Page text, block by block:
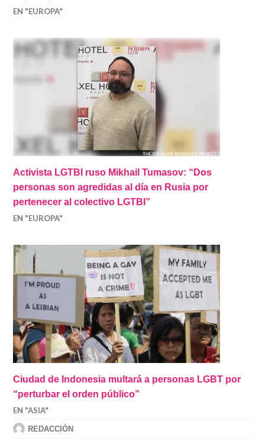
EN "EUROPA"
Activista LGTBI ruso Mikhail Tumasov: “Dos
personas son agredidas al día en Rusia por
pertenecer al colectivo LGTBI”
EN "EUROPA"
Ciudad de Indonesia multará a personas LGBT por
“perturbar el orden público”
EN "ASIA"
REDACCIÓN